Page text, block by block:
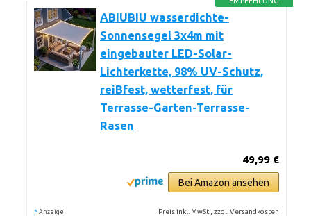
ABIUBIU wasserdichte-
Sonnensegel 3x4m mit
eingebauter LED-Solar-
Lichterkette, 98% UV-Schutz,
reiBfest, wetterfest, für
Terrasse-Garten-Terrasse-
Rasen
49,99 €
Bei Amazon ansehen
* Anzeige Preis inkl. MwSt., zzgl. Versandkosten